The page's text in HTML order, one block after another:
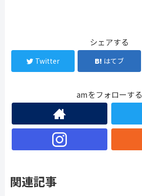
シェアする
Twitter はてブ
amをフォローする
関連記事